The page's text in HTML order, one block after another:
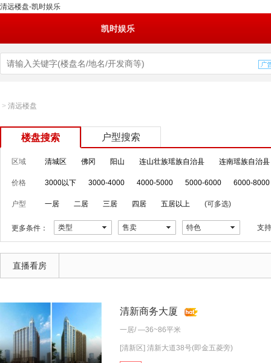
清远楼盘-凯时娱乐
凯时娱乐
> 清远楼盘
楼盘搜索 户型搜索
区域 清城区 佛冈 阳山 连山壮族瑶族自治县 连南瑶族自治县
价格 3000以下 3000-4000 4000-5000 5000-6000 6000-8000
户型 一居 二居 三居 四居 五居以上 (可多选)
更多条件： 类型 售卖 特色 支
直播看房
清新商务大厦
一居/ —36~86平米
[清新区] 清新大道38号(即金五菱旁)